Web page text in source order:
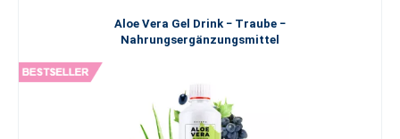
Aloe Vera Gel Drink − Traube −
Nahrungsergänzungsmittel